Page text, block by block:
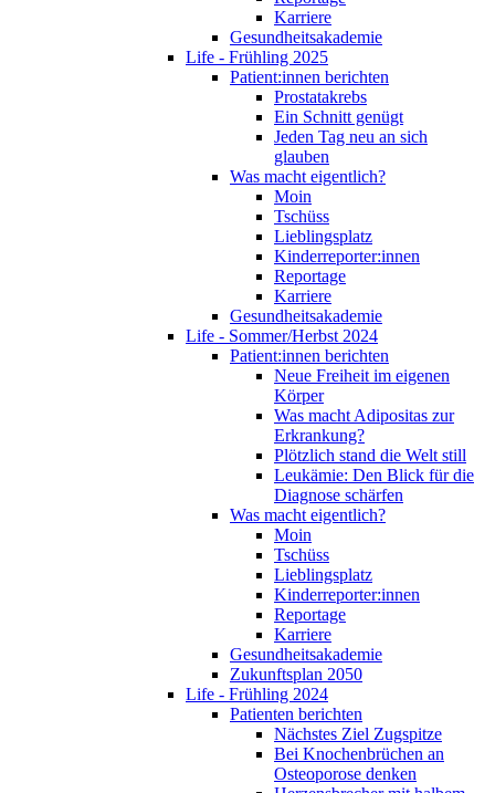
Karriere
Gesundheitsakademie
Life - Frühling 2025
Patient:innen berichten
Prostatakrebs
Ein Schnitt genügt
Jeden Tag neu an sich
glauben
Was macht eigentlich?
Moin
Tschüss
Lieblingsplatz
Kinderreporter:innen
Reportage
Karriere
Gesundheitsakademie
Life - Sommer/Herbst 2024
Patient:innen berichten
Neue Freiheit im eigenen
Körper
Was macht Adipositas zur
Erkrankung?
Plötzlich stand die Welt still
Leukämie: Den Blick für die
Diagnose schärfen
Was macht eigentlich?
Moin
Tschüss
Lieblingsplatz
Kinderreporter:innen
Reportage
Karriere
Gesundheitsakademie
Zukunftsplan 2050
Life - Frühling 2024
Patienten berichten
Nächstes Ziel Zugspitze
Bei Knochenbrüchen an
Osteoporose denken